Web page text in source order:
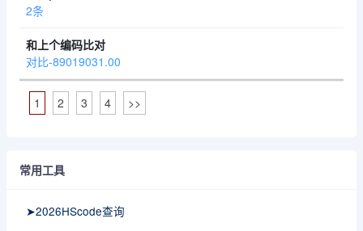
2条
对比-89019031.00
1 2 3 4 >>
常用工具
➤2026HScode查询